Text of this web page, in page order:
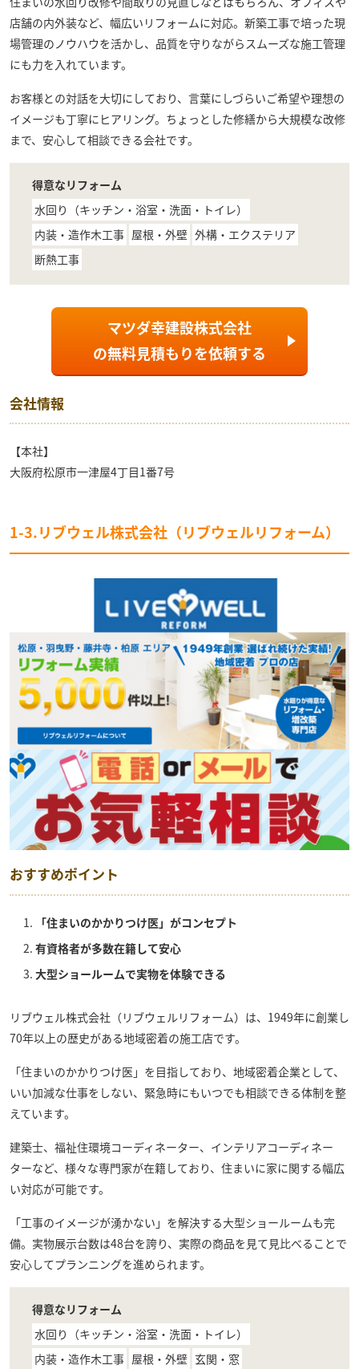
店舗の内外装など、幅広いリフォームに対応。新築工事で培った現
場管理のノウハウを活かし、品質を守りながらスムーズな施工管理
にも力を入れています。
お客様との対話を大切にしており、言葉にしづらいご希望や理想の
イメージも丁寧にヒアリング。ちょっとした修繕から大規模な改修
まで、安心して相談できる会社です。
得意なリフォーム
水回り（キッチン・浴室・洗面・トイレ）
内装・造作木工事 屋根・外壁 外構・エクステリア
断熱工事
マツダ幸建設株式会社
の無料見積もりを依頼する
会社情報
【本社】
大阪府松原市一津屋4丁目1番7号
1-3.リブウェル株式会社（リブウェルリフォーム）
おすすめポイント
「住まいのかかりつけ医」がコンセプト
有資格者が多数在籍して安心
大型ショールームで実物を体験できる
リブウェル株式会社（リブウェルリフォーム） は、1949年に創業し
70年以上の歴史がある地域密着の施工店です。
「住まいのかかりつけ医」を目指しており、地域密着企業として、
いい加減な仕事をしない、緊急時にもいつでも相談できる体制を整
えています。
建築士、福祉住環境コーディネーター、インテリアコーディネー
ターなど、様々な専門家が在籍しており、住まいに家に関する幅広
い対応が可能です。
「工事のイメージが湧かない」を解決する大型ショールームも完
備。実物展示台数は48台を誇り、実際の商品を見て見比べることで
安心してプランニングを進められます。
得意なリフォーム
水回り（キッチン・浴室・洗面・トイレ）
内装・造作木工事 屋根・外壁 玄関・窓